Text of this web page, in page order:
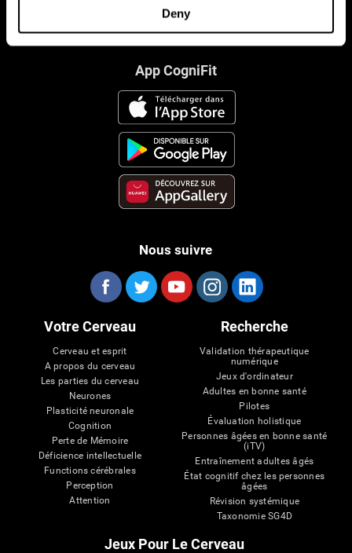
Deny
App CogniFit
Nous suivre
Votre Cerveau
Cerveau et esprit
A propos du cerveau
Les parties du cerveau
Neurones
Plasticité neuronale
Cognition
Perte de Mémoire
Déficience intellectuelle
Functions cérébrales
Perception
Attention
Recherche
Validation thérapeutique
numérique
Jeux d'ordinateur
Adultes en bonne santé
Pilotes
Évaluation holistique
Personnes âgées en bonne santé
(iTV)
Entraînement adultes âgés
État cognitif chez les personnes
âgées
Révision systémique
Taxonomie SG4D
Jeux Pour Le Cerveau